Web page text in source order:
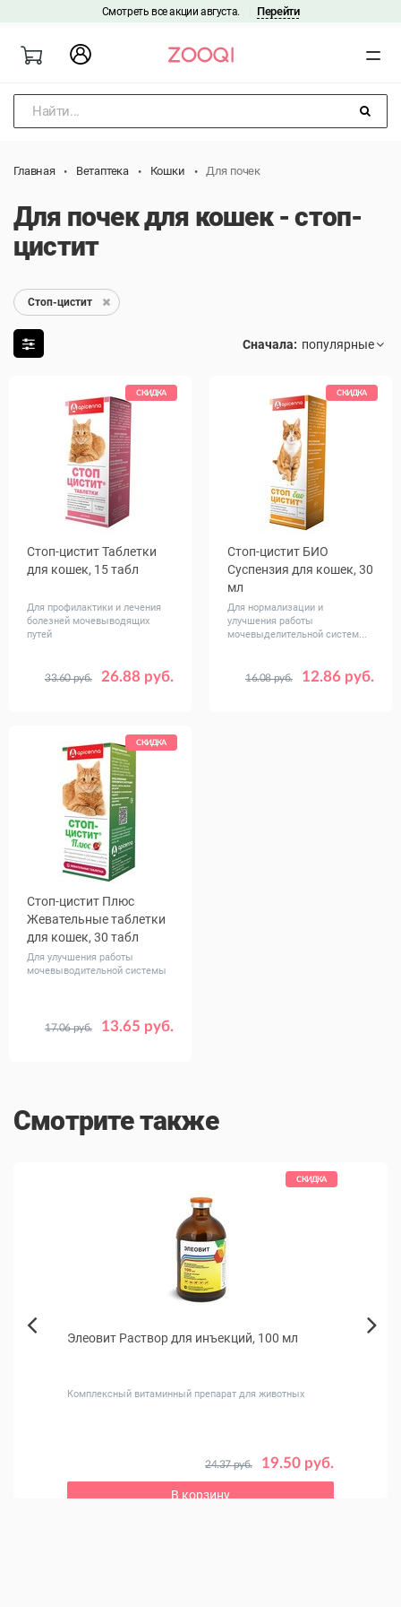
Смотреть все акции августа. Перейти
Найти...
Главная Ветаптека Кошки Для почек
Для почек для кошек - стоп-
цистит
Стоп-цистит
Сначала:
СКИДКА
Стоп-цистит Таблетки
для кошек, 15 табл
Для профилактики и лечения
болезней мочевыводящих
путей
26.88 руб.
33.60 руб.
СКИДКА
Стоп-цистит БИО
Суспензия для кошек, 30
мл
Для нормализации и
улучшения работы
мочевыделительной систем...
12.86 руб.
16.08 руб.
СКИДКА
Стоп-цистит Плюс
Жевательные таблетки
для кошек, 30 табл
Для улучшения работы
мочевыводительной системы
13.65 руб.
17.06 руб.
Смотрите также
СКИДКА
Элеовит Раствор для инъекций, 100 мл
Комплексный витаминный препарат для животных
19.50 руб.
24.37 руб.
В корзину